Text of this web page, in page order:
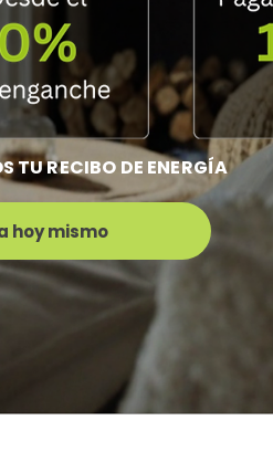
TU RECIBO DE ENERGÍA
hoy mismo